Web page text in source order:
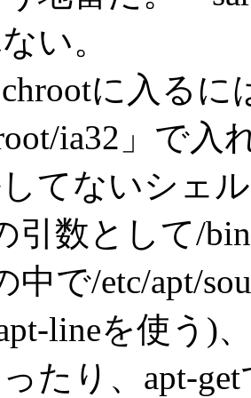
い。
に入るに
ia32」で
してないシェ
引数として/
中で/etc/apt/
lineを使う)
たり、apt-